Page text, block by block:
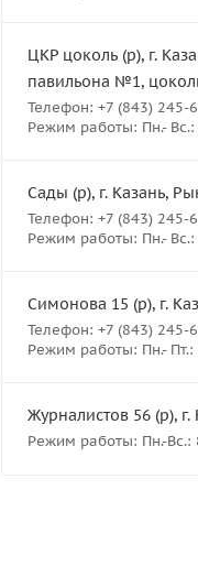
ЦКР цоколь (р), г.
павильона №1,
Телефон: +7 (843) 245-
Режим работы: Пн.- Вс.:
Сады (р), г. Казань,
Телефон: +7 (843) 245-
Режим работы: Пн.- Вс.:
Симонова 15 (р), г.
Телефон: +7 (843) 245-
Режим работы: Пн.- Пт.:
Журналистов 56 (р),
Режим работы: Пн.-Вс.: